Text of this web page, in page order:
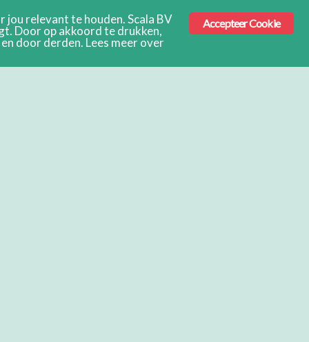
Accepteer Cookie
relevant te houden. Scala BV
Door op akkoord te drukken,
door derden. Lees meer over